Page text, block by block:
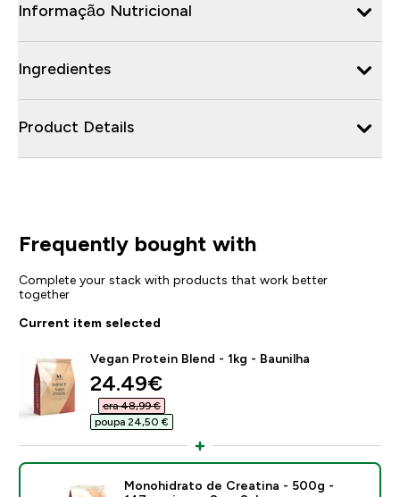
Informação Nutricional
Ingredientes
Product Details
Frequently bought with
Complete your stack with products that work better
together
Current item selected
Vegan Protein Blend - 1kg - Baunilha
discounted price
24.49€‎
era 48,99 €‎
poupa 24,50 €‎
Monohidrato de Creatina - 500g -